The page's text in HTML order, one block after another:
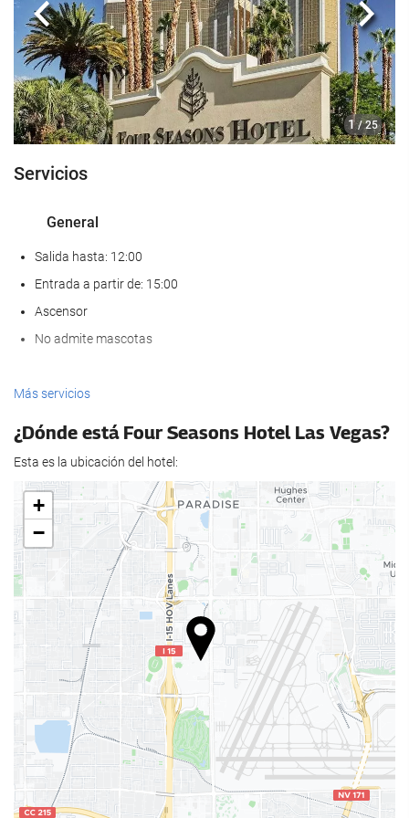
1 / 25
Anterior
Servicios
General
Salida hasta: 12:00
Entrada a partir de: 15:00
Ascensor
No admite mascotas
Comida y bebida
Bienestar
Gimnasio
Servicios de recepción
Recepción 24 horas
Guardaequipaje
Piscina
Piscina
Más servicios
¿Dónde está Four Seasons Hotel Las Vegas?
Esta es la ubicación del hotel:
+
−